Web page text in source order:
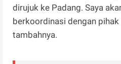
dirujuk ke Padang. Saya
berkoordinasi dengan pihak
tambahnya.